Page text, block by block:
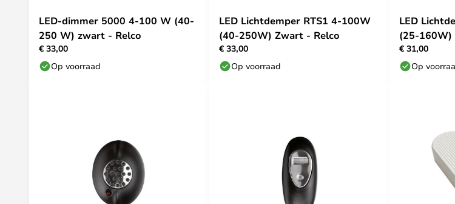
LED-dimmer 5000 4-100 W (40-
250 W) zwart - Relco
€ 33,00
Op voorraad
LED Lichtdemper RTS1 4-100W
(40-250W) Zwart - Relco
€ 33,00
Op voorraad
LED
(25-160W)
€ 31,00
Op